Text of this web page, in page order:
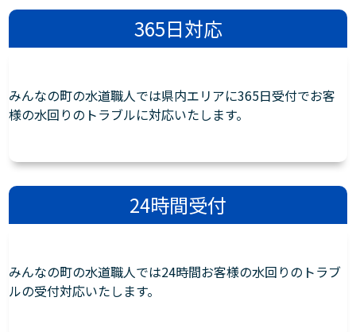
365日対応
みんなの町の水道職人では県内エリアに365日受付でお客
様の水回りのトラブルに対応いたします。
24時間受付
みんなの町の水道職人では24時間お客様の水回りのトラブ
ルの受付対応いたします。